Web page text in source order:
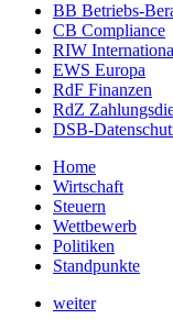
BB Betriebs-
CB Compliance
RIW
EWS Europa
RdF Finanzen
RdZ
DSB-
Home
Wirtschaft
Steuern
Wettbewerb
Politiken
Standpunkte
weiter